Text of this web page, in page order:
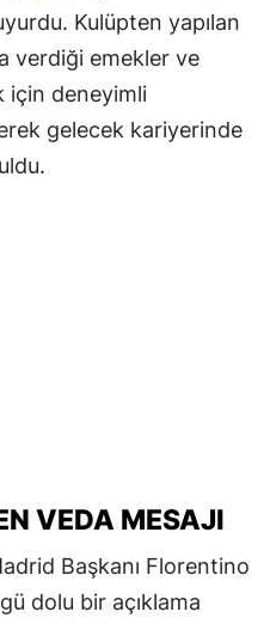
Kulüpten yapılan
verdiği emekler ve
için deneyimli
gelecek kariyerinde
VEDA MESAJI
Başkanı Florentino
dolu bir açıklama